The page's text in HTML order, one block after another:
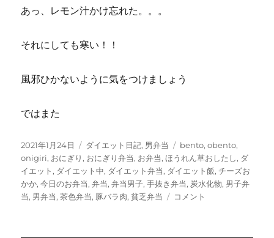
あっ、レモン汁かけ忘れた。。。
それにしても寒い！！
風邪ひかないように気をつけましょう
ではまた
投
稿
日:
2021年1月24日
カ
テ
ゴ
リ
ー
ダイエット日記, 男弁当
タ
グ
bento,obento,
onigiri, おにぎり , おにぎり弁当, お弁当,ほうれん草おしたし, ダ
イエット , ダイエット中, ダイエット弁当, ダイエット飯,チーズお
かか,今日のお弁当,弁当,弁当男子,手抜き弁当, 炭水化物, 男子弁
当, 男弁当,茶色弁当, 豚バラ肉,貧乏弁当
豚
コメント